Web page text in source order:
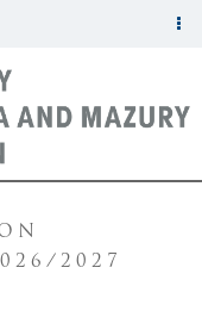
2027